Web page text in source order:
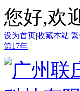
您好,欢
设为首页|收藏本站|
第17年